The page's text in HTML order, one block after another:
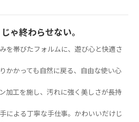
ゃ終わらせない。
を帯びたフォルムに、遊び心と快適さ
かかっても自然に戻る、自由な使い心
加工を施し、汚れに強く美しさが長持
による丁寧な手仕事。かわいいだけじ